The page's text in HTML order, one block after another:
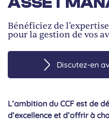
Bénéficiez de
pour la gestion de vos
Discutez-en
L’ambition du CCF est de
d’excellence et d’offrir à